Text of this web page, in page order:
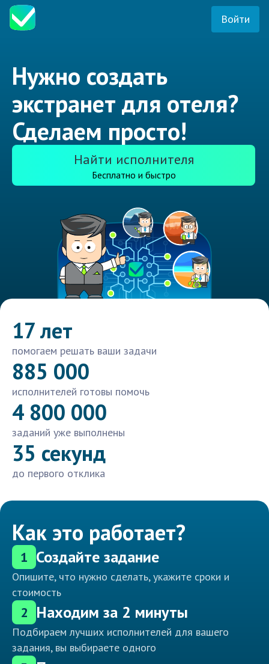
Войти
Нужно создать
экстранет для отеля?
Сделаем просто!
Найти исполнителя
Бесплатно и быстро
17 лет
помогаем решать ваши задачи
885 000
исполнителей готовы помочь
4 800 000
заданий уже выполнены
35 секунд
до первого отклика
Как это работает?
1 Создайте задание
Опишите, что нужно сделать, укажите сроки и
стоимость
2 Находим за 2 минуты
Подбираем лучших исполнителей для вашего
задания, вы выбираете одного